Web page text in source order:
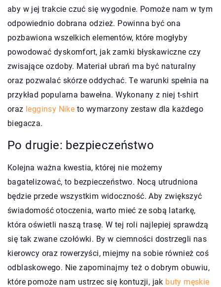
aby w jej trakcie czuć się wygodnie. Pomoże nam w tym
odpowiednio dobrana odzież. Powinna być ona
pozbawiona wszelkich elementów, które mogłyby
powodować dyskomfort, jak zamki błyskawiczne czy
zwisające ozdoby. Materiał ubrań ma być naturalny
oraz pozwalać skórze oddychać. Te warunki spełnia na
przykład popularna bawełna. Wykonany z niej t-shirt
oraz legginsy Nike to wymarzony zestaw dla każdego
biegacza.
Po drugie: bezpieczeństwo
Kolejna ważna kwestia, której nie możemy
bagatelizować, to bezpieczeństwo. Nocą utrudniona
będzie przede wszystkim widoczność. Aby zwiększyć
świadomość otoczenia, warto mieć ze sobą latarkę,
która oświetli naszą trasę. W tej roli najlepiej sprawdzą
się tak zwane czołówki. By w ciemności dostrzegli nas
kierowcy oraz rowerzyści, miejmy na sobie również coś
odblaskowego. Nie zapominajmy też o dobrym obuwiu,
które pomoże nam ustrzec się kontuzji, jak buty męskie